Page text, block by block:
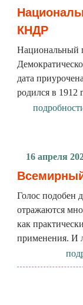
КНДР
Национальный
дата
родился в 1912
16 апреля
Голос подобен
отражаются
как
применения. И